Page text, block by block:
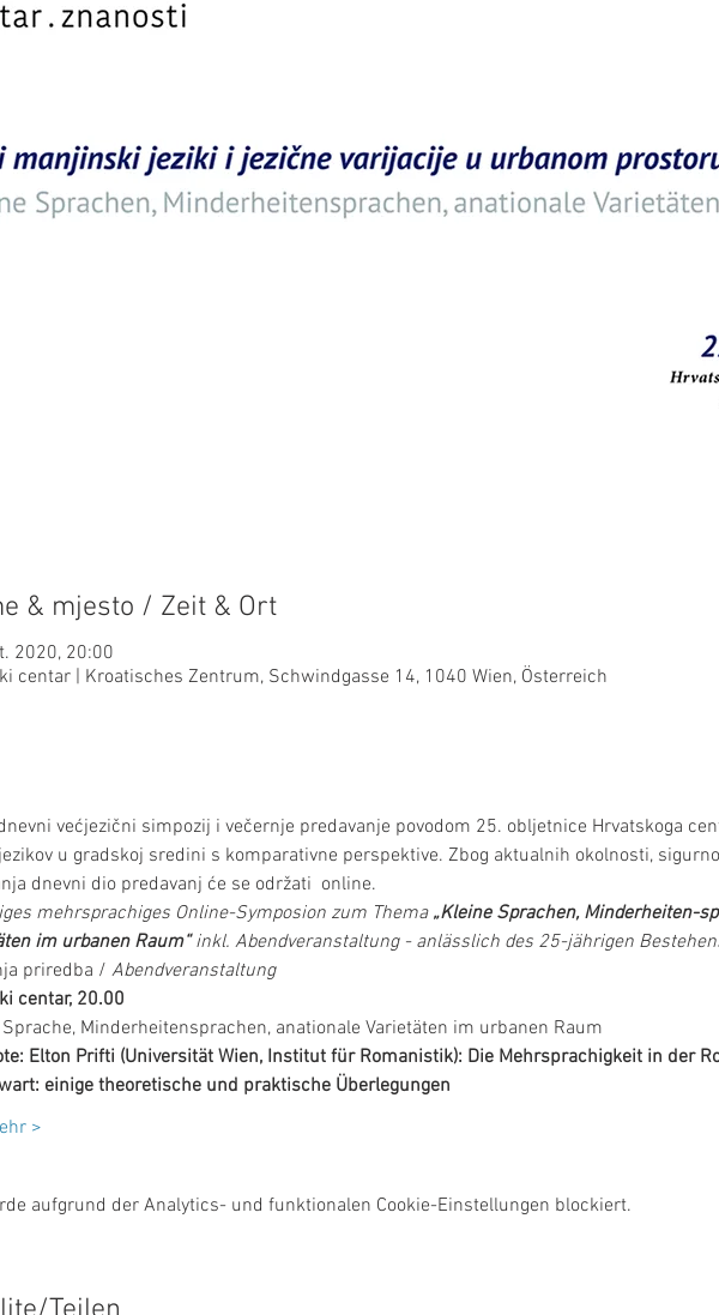
& mjesto / Zeit & Ort
2020, 20:00
centar | Kroatisches Zentrum, Schwindgasse 14, 1040 Wien, Österreich
većjezični simpozij i večernje predavanje povodom 25. obljetnice Hrvatskoga
u gradskoj sredini s komparativne perspektive. Zbog aktualnih okolnosti,
dnevni dio predavanj će se održati  online.
mehrsprachiges Online-Symposion zum Thema „Kleine Sprachen, Minderheiten-
im urbanen Raum“ inkl. Abendveranstaltung - anlässlich des 25-jährigen
priredba / Abendveranstaltung
centar, 20.00
Minderheitensprachen, anationale Varietäten im urbanen Raum
Elton Prifti (Universität Wien, Institut für Romanistik): Die Mehrsprachigkeit in der
einige theoretische und praktische Überlegungen
>
aufgrund der Analytics- und funktionalen Cookie-Einstellungen blockiert.